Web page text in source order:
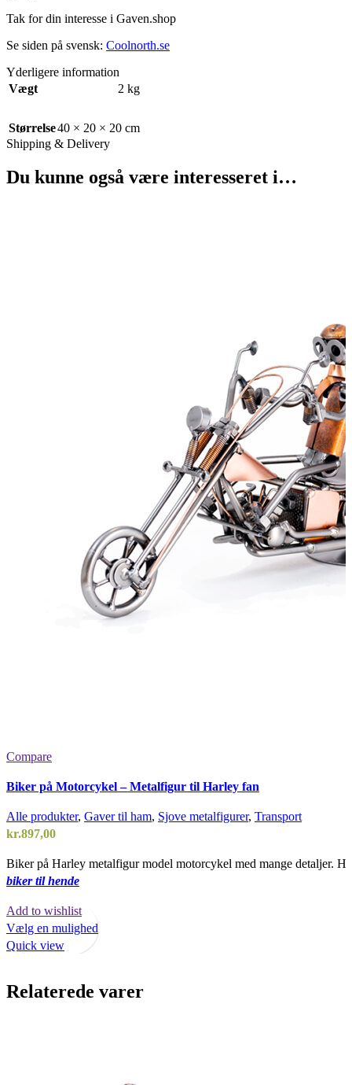
Tak for din interesse i Gaven.shop
Se siden på svensk: Coolnorth.se
Yderligere information
Vægt
2 kg
Størrelse40 × 20 × 20 cm
Shipping & Delivery
Du kunne også være interesseret i…
Compare
Biker på Motorcykel – Metalfigur til Harley fan
Alle produkter, Gaver til ham, Sjove metalfigurer, Transport
kr.897,00
Biker på Harley metalfigur model motorcykel med mange detaljer.
biker til hende
Add to wishlist
Vælg en mulighed
Quick view
Relaterede varer